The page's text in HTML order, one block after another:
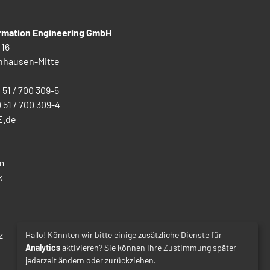
Engineering GmbH
Mitte
51 / 700 309-5
51 / 700 309-4
Hallo! Könnten wir bitte einige zusätzliche Dienste für
Analyticsaktivieren? Sie können Ihre Zustimmung später
jederzeit ändern oder zurückziehen.